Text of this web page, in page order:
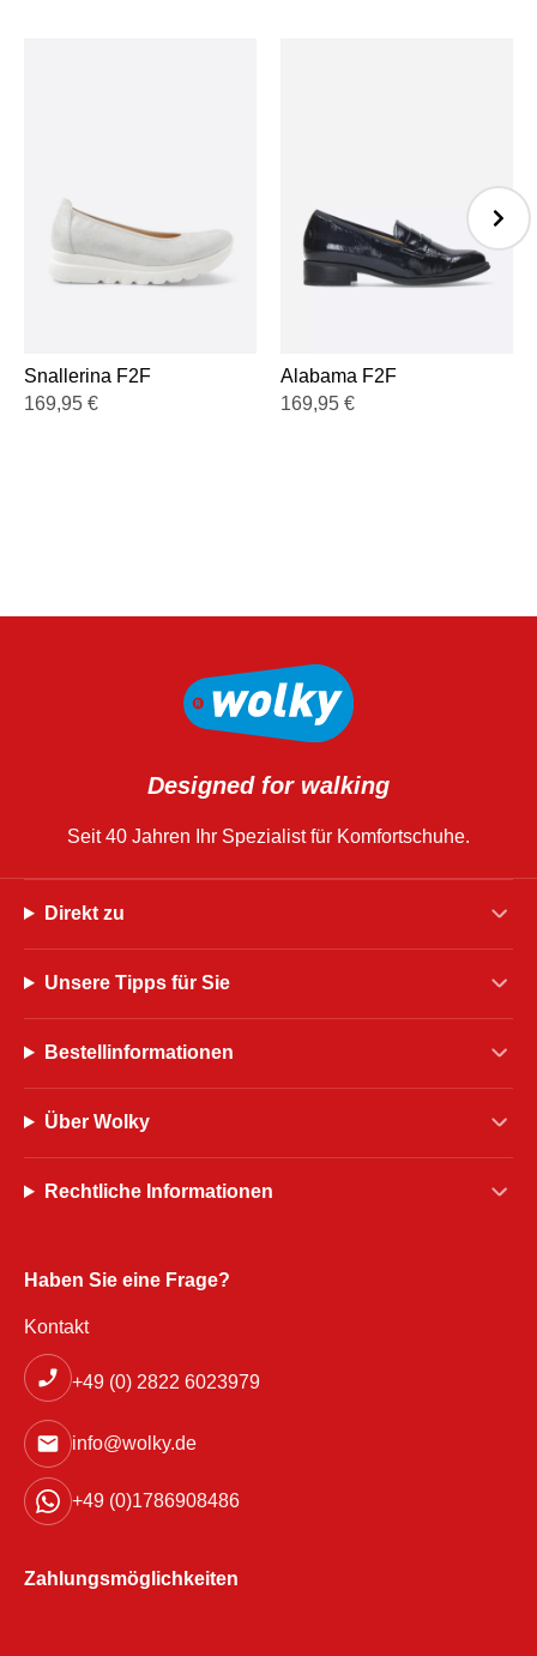
Snallerina F2F
169,95 €
Alabama F2F
169,95 €
Designed for walking
Seit 40 Jahren Ihr Spezialist für Komfortschuhe.
Direkt zu
Unsere Tipps für Sie
Bestellinformationen
Über Wolky
Rechtliche Informationen
Haben Sie eine Frage?
Kontakt
+49 (0) 2822 6023979
info@wolky.de
+49 (0)1786908486
Zahlungsmöglichkeiten